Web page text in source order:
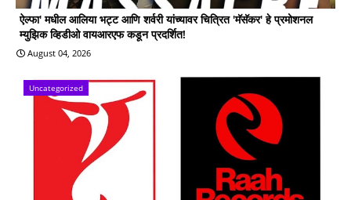
ऐल्फा' मधील आलिया भट्ट आणि शर्वरी यांच्यावर चित्रित 'मॅसॅकर' हे प्रमोशनल
म्युझिक व्हिडीओ वायआरएफ कडून प्रदर्शित!
August 04, 2026
Uncategorized